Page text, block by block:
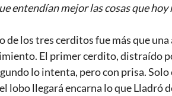
entendían mejor las cosas que hoy
de los tres cerditos fue más que
El primer cerdito, distraído
lo intenta, pero con prisa.
lobo llegará encarna lo que